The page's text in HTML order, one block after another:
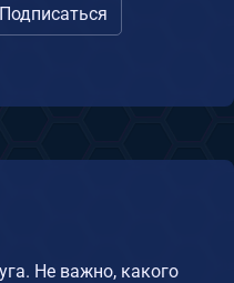
Подписаться
Не важно, какого